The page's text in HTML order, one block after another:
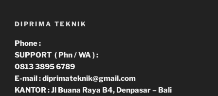
DIPRIMA TEKNIK
Phone :
SUPPORT ( Phn / WA ) :
0813 3895 6789
E-mail : diprimateknik@gmail.com
KANTOR : Jl Buana Raya B4, Denpasar – Bali